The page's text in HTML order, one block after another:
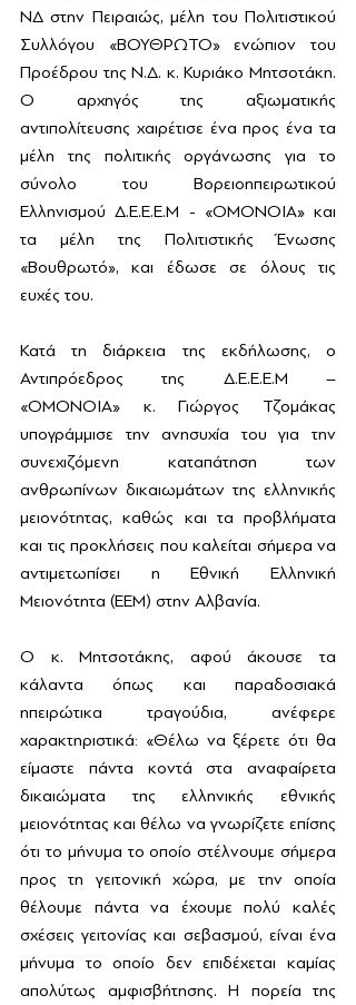
ΝΔ στην Πειραιώς, μέλη του Πολιτιστικού
Συλλόγου «ΒΟΥΘΡΩΤΟ» ενώπιον του
Προέδρου της Ν.Δ. κ. Κυριάκο Μητσοτάκη.
Ο αρχηγός της αξιωματικής
αντιπολίτευσης χαιρέτισε ένα προς ένα τα
μέλη της πολιτικής οργάνωσης για το
σύνολο του Βορειοηπειρωτικού
Ελληνισμού Δ.Ε.Ε.Ε.Μ - «ΟΜΟΝΟΙΑ» και
τα μέλη της Πολιτιστικής Ένωσης
«Βουθρωτό», και έδωσε σε όλους τις
ευχές του.
Κατά τη διάρκεια της εκδήλωσης, ο
Αντιπρόεδρος της Δ.Ε.Ε.Ε.Μ –
«ΟΜΟΝΟΙΑ» κ. Γιώργος Τζομάκας
υπογράμμισε την ανησυχία του για την
συνεχιζόμενη καταπάτηση των
ανθρωπίνων δικαιωμάτων της ελληνικής
μειονότητας, καθώς και τα προβλήματα
και τις προκλήσεις που καλείται σήμερα να
αντιμετωπίσει η Εθνική Ελληνική
Μειονότητα (ΕΕΜ) στην Αλβανία.
Ο κ. Μητσοτάκης, αφού άκουσε τα
κάλαντα όπως και παραδοσιακά
ηπειρώτικα τραγούδια, ανέφερε
χαρακτηριστικά: «Θέλω να ξέρετε ότι θα
είμαστε πάντα κοντά στα αναφαίρετα
δικαιώματα της ελληνικής εθνικής
μειονότητας και θέλω να γνωρίζετε επίσης
ότι το μήνυμα το οποίο στέλνουμε σήμερα
προς τη γειτονική χώρα, με την οποία
θέλουμε πάντα να έχουμε πολύ καλές
σχέσεις γειτονίας και σεβασμού, είναι ένα
μήνυμα το οποίο δεν επιδέχεται καμίας
απολύτως αμφισβήτησης. Η πορεία της